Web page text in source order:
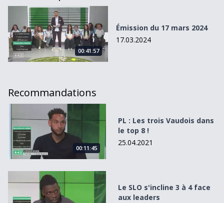
Émission du 17 mars 2024
00:41:57
Émission du 17 mars 2024
17.03.2024
Recommandations
PL : Les trois Vaudois dans le top 8 !
00:11:45
PL : Les trois Vaudois dans
le top 8 !
25.04.2021
Le SLO s&#039;incline 3 à 4 face aux leaders
Le SLO s'incline 3 à 4 face
aux leaders